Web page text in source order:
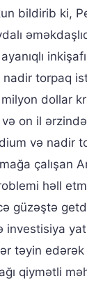
bildirib ki,
torpaq
dollar
on il
və nadir
çalışan
həll
güzəştə
təyin
qiymətli